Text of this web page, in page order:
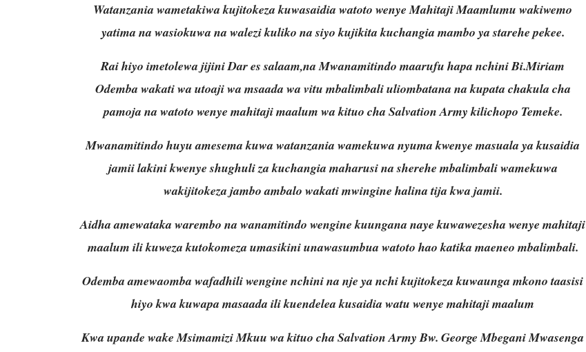
Watanzania wametakiwa kujitokeza kuwasaidia watoto wenye Mahitaji Maamlumu wakiwemo
yatima na wasiokuwa na walezi kuliko na siyo kujikita kuchangia mambo ya starehe pekee.
Rai hiyo imetolewa jijini Dar es salaam,na Mwanamitindo maarufu hapa nchini Bi.Miriam
Odemba wakati wa utoaji wa msaada wa vitu mbalimbali uliombatana na kupata chakula cha
pamoja na watoto wenye mahitaji maalum wa kituo cha Salvation Army kilichopo Temeke.
Mwanamitindo huyu amesema kuwa watanzania wamekuwa nyuma kwenye masuala ya kusaidia
jamii lakini kwenye shughuli za kuchangia maharusi na sherehe mbalimbali wamekuwa
wakijitokeza jambo ambalo wakati mwingine halina tija kwa jamii.
Aidha amewataka warembo na wanamitindo wengine kuungana naye kuwawezesha wenye mahitaji
maalum ili kuweza kutokomeza umasikini unawasumbua watoto hao katika maeneo mbalimbali.
Odemba amewaomba wafadhili wengine nchini na nje ya nchi kujitokeza kuwaunga mkono taasisi
hiyo kwa kuwapa masaada ili kuendelea kusaidia watu wenye mahitaji maalum
Kwa upande wake Msimamizi Mkuu wa kituo cha Salvation Army Bw. George Mbegani Mwasenga